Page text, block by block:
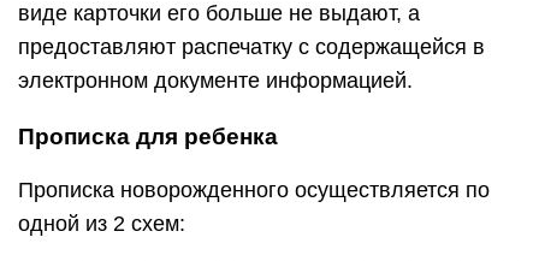
виде карточки его больше не выдают, а
предоставляют распечатку с содержащейся в
электронном документе информацией.
Прописка для ребенка
Прописка новорожденного осуществляется по
одной из 2 схем: